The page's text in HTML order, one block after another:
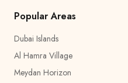
Popular Areas
Dubai Islands
Al Hamra Village
Meydan Horizon